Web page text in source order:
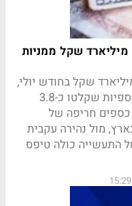
לאן זורם הכסף: הציבור הסיט מעל 5 מיליארד שקל ממניות
קרנות הנאמנות גייסה כ-3.3 מיליארד שקל בחודש יולי,
בהובלה בלתי מעורערת של הקרנות הכספיות שקלטו כ-3.8
חריפה של
מול נהירה עקבית
התעשייה כולה טיפס